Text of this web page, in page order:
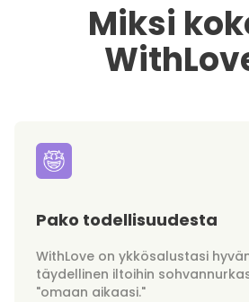
Miksi
Pako todellisuudesta
WithLove on ykkösalustasi
täydellinen iltoihin
"omaan aikaasi."